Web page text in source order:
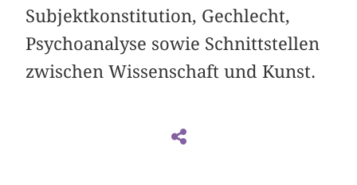
Subjektkonstitution, Gechlecht,
Psychoanalyse sowie Schnittstellen
zwischen Wissenschaft und Kunst.